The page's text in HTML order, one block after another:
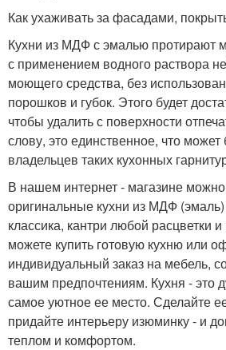
Как ухаживать за фасадами,
Кухни из МДФ с эмалью протирают
с применением водного раствора
моющего средства, без
порошков и губок. Этого будет
чтобы удалить с поверхности
слову, это единственное, что может
владельцев таких кухонных
В нашем интернет - магазине можно
оригинальные кухни из МДФ
классика, кантри любой расцветки
можете купить готовую кухню или
индивидуальный заказ на мебель,
вашим предпочтениям. Кухня - это
самое уютное ее место. Сделайте
придайте интерьеру изюминку - и
теплом и комфортом.